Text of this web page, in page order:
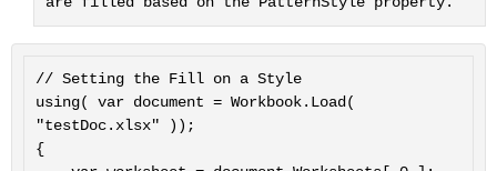
// Setting the Fill on a Style
using( var document = Workbook.Load(
"testDoc.xlsx" ));
{